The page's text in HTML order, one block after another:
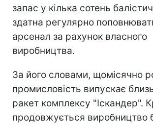
запас у кілька сотень
здатна регулярно
арсенал за рахунок власного
виробництва.
За його словами, щомісячно
промисловість випускає
ракет комплексу "Іскандер".
продовжується виробництво